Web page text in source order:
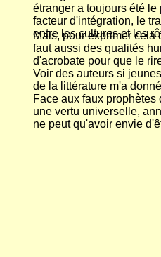
étranger a toujours été le
facteur d'intégration, le
entre les cultures et les
Mais, pour exprimer cela
faut aussi des qualités
d'acrobate pour que le
Voir des auteurs si
de la littérature m'a
Face aux faux
une vertu universelle,
ne peut qu'avoir envie